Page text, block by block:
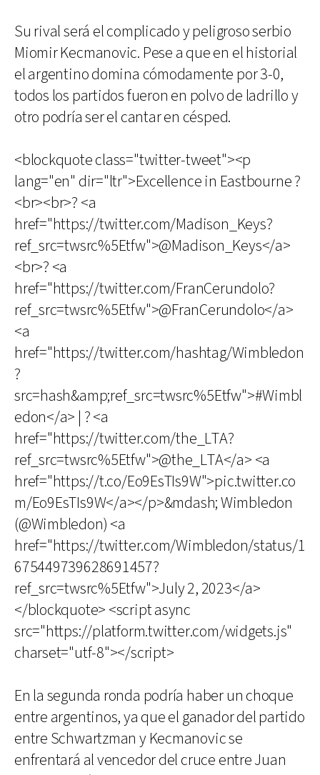
Su rival será el complicado y peligroso serbio
Miomir Kecmanovic. Pese a que en el historial
el argentino domina cómodamente por 3-0,
todos los partidos fueron en polvo de ladrillo y
otro podría ser el cantar en césped.
<blockquote class="twitter-tweet"><p
lang="en" dir="ltr">Excellence in Eastbourne ?
<br><br>? <a
href="https://twitter.com/Madison_Keys?
ref_src=twsrc%5Etfw">@Madison_Keys</a>
<br>? <a
href="https://twitter.com/FranCerundolo?
ref_src=twsrc%5Etfw">@FranCerundolo</a>
<a
href="https://twitter.com/hashtag/Wimbledon
?
src=hash&amp;ref_src=twsrc%5Etfw">#Wimbl
edon</a> | ? <a
href="https://twitter.com/the_LTA?
ref_src=twsrc%5Etfw">@the_LTA</a> <a
href="https://t.co/Eo9EsTIs9W">pic.twitter.co
m/Eo9EsTIs9W</a></p>&mdash; Wimbledon
(@Wimbledon) <a
href="https://twitter.com/Wimbledon/status/1
675449739628691457?
ref_src=twsrc%5Etfw">July 2, 2023</a>
</blockquote> <script async
src="https://platform.twitter.com/widgets.js"
charset="utf-8"></script>
En la segunda ronda podría haber un choque
entre argentinos, ya que el ganador del partido
entre Schwartzman y Kecmanovic se
enfrentará al vencedor del cruce entre Juan